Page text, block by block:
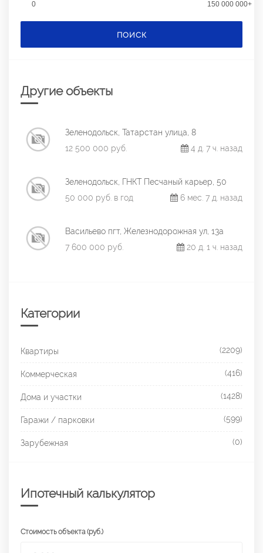
0 150 000 000+
ПОИСК
Другие объекты
Зеленодольск, Татарстан улица, 8
12 500 000 руб.
4 д. 7 ч. назад
Зеленодольск, ГНКТ Песчаный карьер, 50
50 000 руб. в год
6 мес. 7 д. назад
Васильево пгт, Железнодорожная ул, 13а
7 600 000 руб.
20 д. 1 ч. назад
Категории
Квартиры (2209)
Коммерческая (416)
Дома и участки (1428)
Гаражи / парковки (599)
Зарубежная (0)
Ипотечный калькулятор
Стоимость объекта (руб.)